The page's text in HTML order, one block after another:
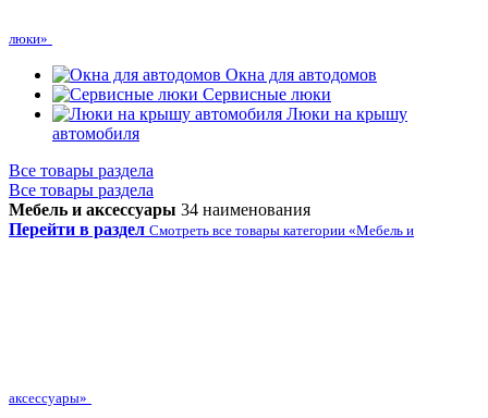
люки»
Окна для автодомов
Сервисные люки
Люки на крышу
автомобиля
Все товары раздела
Все товары раздела
Мебель и аксессуары 34 наименования
Перейти в раздел Смотреть все товары категории «Мебель и
аксессуары»